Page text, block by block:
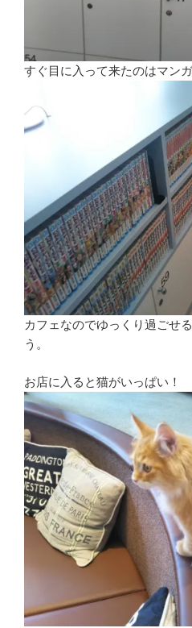
すぐ目に入って来たのはマンガ
カフェなのでゆっくり過ごせ
う。
お店に入ると猫がいっぱい！